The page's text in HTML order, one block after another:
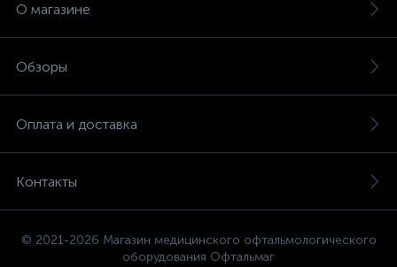
О магазине
Обзоры
Оплата и доставка
Контакты
© 2021-2026 Магазин медицинского офтальмологического
оборудования Офтальмаг